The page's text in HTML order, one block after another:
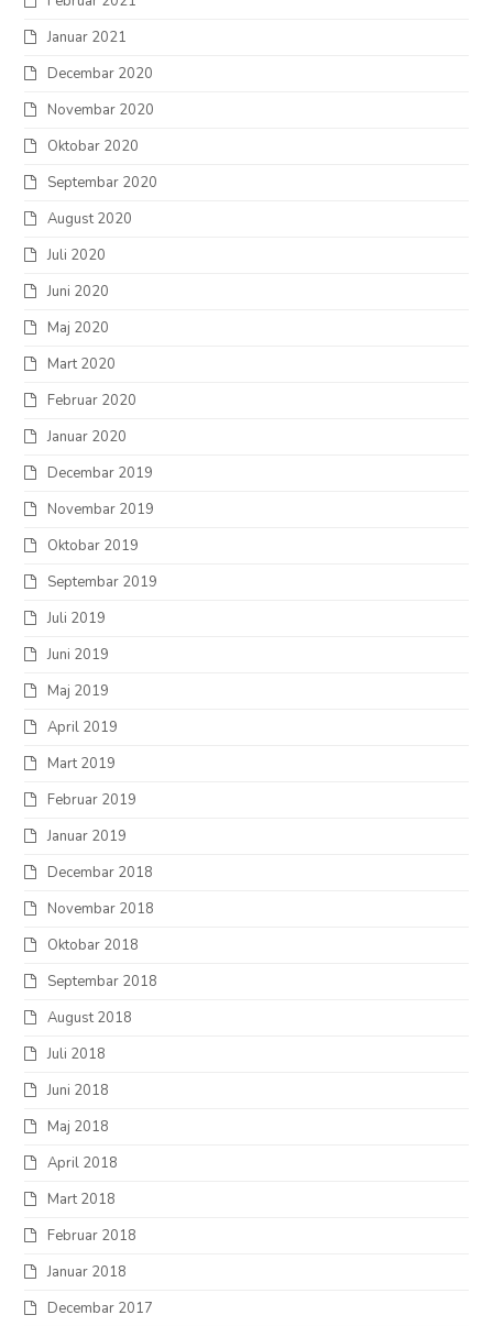
Januar 2021
Decembar 2020
Novembar 2020
Oktobar 2020
Septembar 2020
August 2020
Juli 2020
Juni 2020
Maj 2020
Mart 2020
Februar 2020
Januar 2020
Decembar 2019
Novembar 2019
Oktobar 2019
Septembar 2019
Juli 2019
Juni 2019
Maj 2019
April 2019
Mart 2019
Februar 2019
Januar 2019
Decembar 2018
Novembar 2018
Oktobar 2018
Septembar 2018
August 2018
Juli 2018
Juni 2018
Maj 2018
April 2018
Mart 2018
Februar 2018
Januar 2018
Decembar 2017